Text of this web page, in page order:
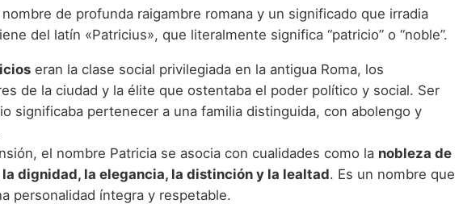
de profunda raigambre romana y un significado que irradia
del latín «Patricius», que literalmente significa “patricio” o “noble”.
eran la clase social privilegiada en la antigua Roma, los
de la ciudad y la élite que ostentaba el poder político y social. Ser
significaba pertenecer a una familia distinguida, con abolengo y
el nombre Patricia se asocia con cualidades como la nobleza de
dignidad, la elegancia, la distinción y la lealtad. Es un nombre que
personalidad íntegra y respetable.